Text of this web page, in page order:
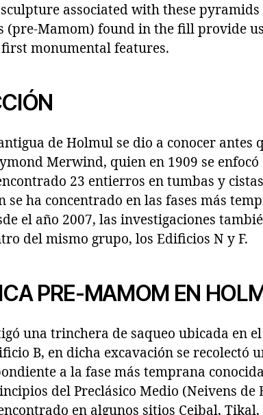
associated with these
(pre-Mamom) found in the fill provide
monumental features.
de Holmul se dio a conocer antes
Merwind, quien en 1909 se
23 entierros en tumbas y
se ha concentrado en las fases más
el año 2007, las investigaciones
del mismo grupo, los Edificios N y F.
PRE-MAMOM EN
una trinchera de saqueo ubicada en
B, en dicha excavación se recolectó
a la fase más temprana
del Preclásico Medio (Neivens de
en algunos sitios Ceibal,